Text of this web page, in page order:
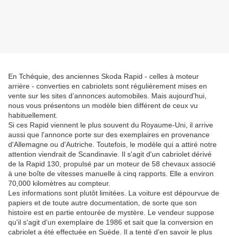
En Tchéquie, des anciennes Skoda Rapid - celles à moteur
arrière - converties en cabriolets sont régulièrement mises en
vente sur les sites d’annonces automobiles. Mais aujourd'hui,
nous vous présentons un modèle bien différent de ceux vu
habituellement.
Si ces Rapid viennent le plus souvent du Royaume-Uni, il arrive
aussi que l'annonce porte sur des exemplaires en provenance
d'Allemagne ou d'Autriche. Toutefois, le modèle qui a attiré notre
attention viendrait de Scandinavie. Il s'agit d'un cabriolet dérivé
de la Rapid 130, propulsé par un moteur de 58 chevaux associé
à une boîte de vitesses manuelle à cinq rapports. Elle a environ
70,000 kilomètres au compteur.
Les informations sont plutôt limitées. La voiture est dépourvue de
papiers et de toute autre documentation, de sorte que son
histoire est en partie entourée de mystère. Le vendeur suppose
qu'il s'agit d'un exemplaire de 1986 et sait que la conversion en
cabriolet a été effectuée en Suède. Il a tenté d'en savoir le plus